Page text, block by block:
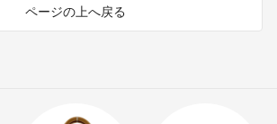
ページの上へ戻る